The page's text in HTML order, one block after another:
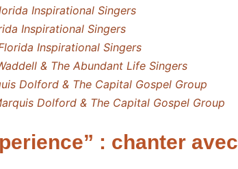
Inspirational Singers
Inspirational Singers
Inspirational Singers
& The Abundant Life Singers
Dolford & The Capital Gospel Group
Dolford & The Capital Gospel Group
: chanter